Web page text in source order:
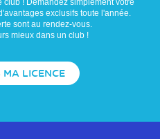
! Demandez simplement votre
exclusifs toute l'année.
sont au rendez-vous.
mieux dans un club !
MA LICENCE